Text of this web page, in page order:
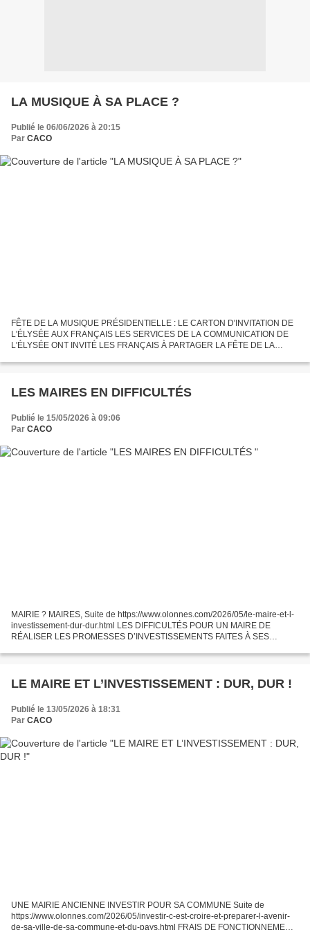
LA MUSIQUE À SA PLACE ?
Publié le 06/06/2026 à 20:15
Par CACO
FÊTE DE LA MUSIQUE PRÉSIDENTIELLE : LE CARTON D'INVITATION DE
L'ÉLYSÉE AUX FRANÇAIS LES SERVICES DE LA COMMUNICATION DE
L'ÉLYSÉE ONT INVITÉ LES FRANÇAIS À PARTAGER LA FÊTE DE LA
ont été...
LES MAIRES EN DIFFICULTÉS
Publié le 15/05/2026 à 09:06
Par CACO
MAIRIE ? MAIRES, Suite de https://www.olonnes.com/2026/05/le-maire-et-l-
investissement-dur-dur.html LES DIFFICULTÉS POUR UN MAIRE DE
RÉALISER LES PROMESSES D’INVESTISSEMENTS FAITES À SES
LE MAIRE ET L’INVESTISSEMENT : DUR, DUR !
Publié le 13/05/2026 à 18:31
Par CACO
UNE MAIRIE ANCIENNE INVESTIR POUR SA COMMUNE Suite de
https://www.olonnes.com/2026/05/investir-c-est-croire-et-preparer-l-avenir-
de-sa-ville-de-sa-commune-et-du-pays.html FRAIS DE FONCTIONNEMENT